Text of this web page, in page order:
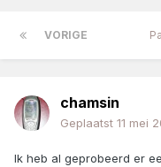
VORIGE
chamsin
Geplaatst 11 mei
Ik heb al geprobeerd er